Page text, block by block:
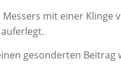
mit einer Klinge
gesonderten Beitrag